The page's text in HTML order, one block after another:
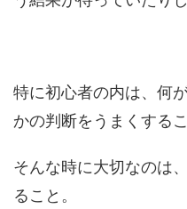
特に初心者の内は、何
かの判断をうまくする
そんな時に大切なのは
ること。